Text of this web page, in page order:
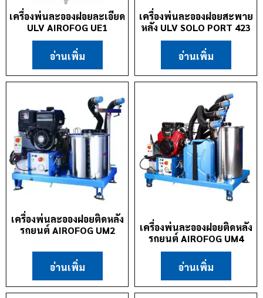
เครื่องพ่นละอองฝอยละเอียด
ULV AIROFOG UE1
อ่านเพิ่ม
เครื่องพ่นละอองฝอยสะพาย
หลัง ULV SOLO PORT 423
อ่านเพิ่ม
เครื่องพ่นละอองฝอยติดหลัง
รถยนต์ AIROFOG UM2
อ่านเพิ่ม
เครื่องพ่นละอองฝอยติดหลัง
รถยนต์ AIROFOG UM4
อ่านเพิ่ม